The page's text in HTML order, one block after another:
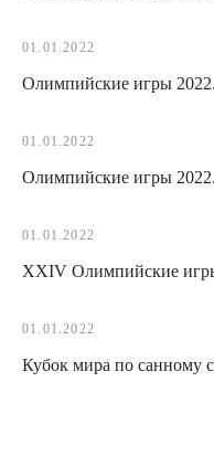
01.01.2022
Олимпийские игры
01.01.2022
Олимпийские игры
01.01.2022
XXIV Олимпийские
01.01.2022
Кубок мира по санному